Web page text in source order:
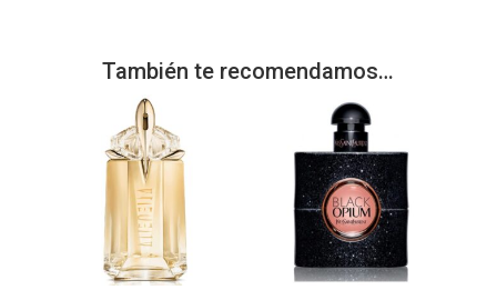
También te recomendamos…